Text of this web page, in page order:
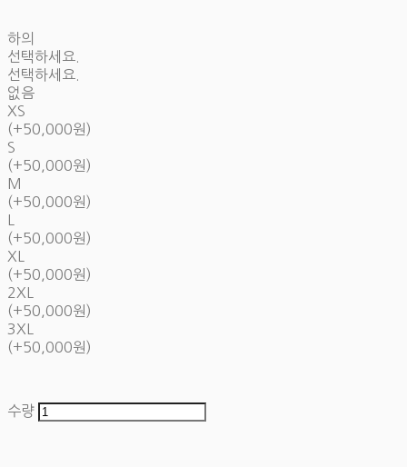
하의
선택하세요.
선택하세요.
없음
XS
(+50,000원)
S
(+50,000원)
M
(+50,000원)
(+50,000원)
XL
(+50,000원)
2XL
(+50,000원)
3XL
(+50,000원)
수량